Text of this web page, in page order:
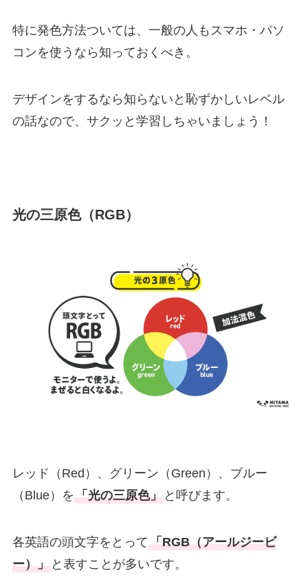
特に発色方法ついては、一般の人もスマホ・パソ
コンを使うなら知っておくべき。
デザインをするなら知らないと恥ずかしいレベル
の話なので、サクッと学習しちゃいましょう！
光の三原色（RGB）
レッド（Red）、グリーン（Green）、ブルー
（Blue）を「光の三原色」と呼びます。
各英語の頭文字をとって「RGB（アールジービ
ー）」と表すことが多いです。